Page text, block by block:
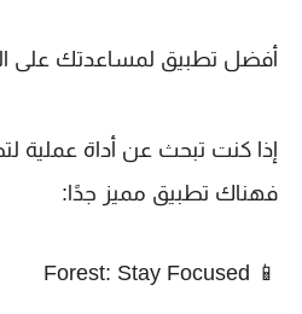
أفضل تطبيق لمساعدتك على
إذا كنت تبحث عن أداة عملية
فهناك تطبيق مميز جدًا:
📱
Forest: Stay Focused